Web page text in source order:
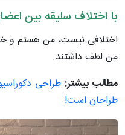
با اختلاف سلیقه بین
اختلافی نیست، من هستم و
من لطف داشتند.
مطالب بیشتر:
طراحان است!